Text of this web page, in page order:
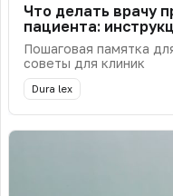
Что делать врачу
пациента:
Пошаговая памятка
советы для клиник
Dura lex